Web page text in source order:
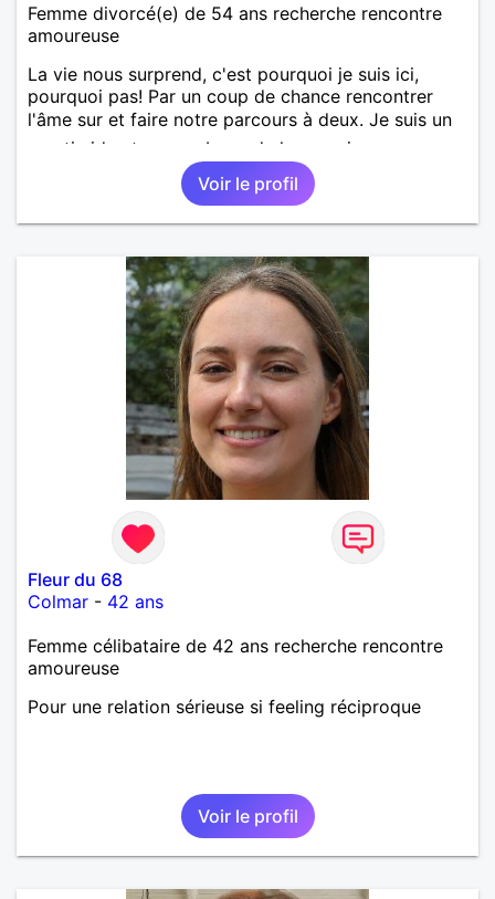
Femme divorcé(e) de 54 ans recherche rencontre
amoureuse
La vie nous surprend, c'est pourquoi je suis ici,
pourquoi pas! Par un coup de chance rencontrer
l'âme sur et faire notre parcours à deux. Je suis un
peu timide et un peu bavarde lorsque je me sens
bien. J'attends de vos nouvelles.
Voir le profil
Fleur du 68
Colmar - 42 ans
Femme célibataire de 42 ans recherche rencontre
amoureuse
Pour une relation sérieuse si feeling réciproque
Voir le profil